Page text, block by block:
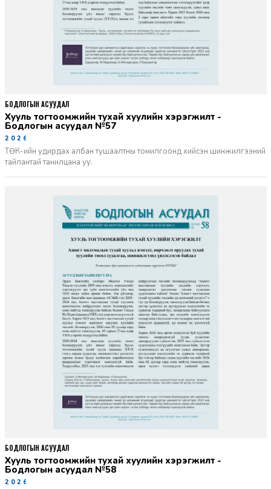
Хууль тогтоомжийн тухай хуулийн хэрэгжилт -
Бодлогын асуудал №57
2026-06-02
ТӨК-ийн удирдах албан тушаалтны томилгоонд хийсэн шинжилгээний
тайлантай танилцана уу.
БОДЛОГЫН АСУУДАЛ
Хууль тогтоомжийн тухай хуулийн хэрэгжилт -
Бодлогын асуудал №58
2026-06-02
БОДЛОГЫН АСУУДАЛ